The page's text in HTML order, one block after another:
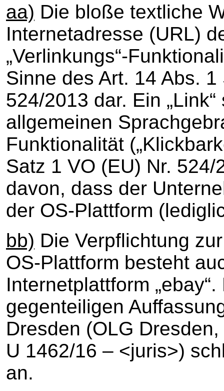
aa) Die bloße textliche
Internetadresse (URL)
„Verlinkungs“-
Sinne des Art. 14 Abs.
524/2013 dar. Ein
allgemeinen
Funktionalität
Satz 1 VO (EU) Nr.
davon, dass der
der OS-Plattform
bb) Die Verpflichtung
OS-Plattform besteht
Internetplattform
gegenteiligen
Dresden (OLG
U 1462/16 – <juris>)
an.